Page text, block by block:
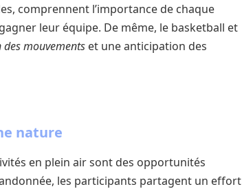
comprennent l’importance de chaque
leur équipe. De même, le basketball et
mouvements et une anticipation des
nature
en plein air sont des opportunités
les participants partagent un effort